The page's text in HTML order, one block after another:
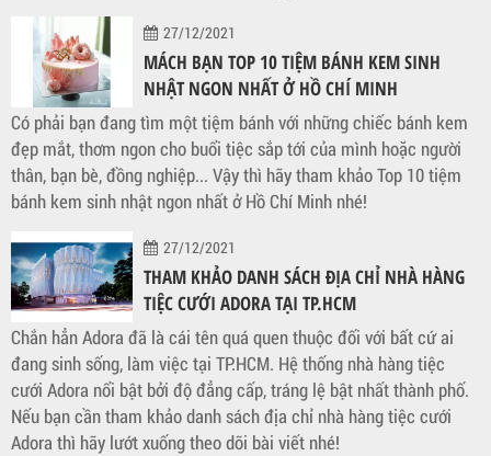
27/12/2021
MÁCH BẠN TOP 10 TIỆM BÁNH KEM SINH
NHẬT NGON NHẤT Ở HỒ CHÍ MINH
Có phải bạn đang tìm một tiệm bánh với những chiếc bánh kem
đẹp mắt, thơm ngon cho buổi tiệc sắp tới của mình hoặc người
thân, bạn bè, đồng nghiệp... Vậy thì hãy tham khảo Top 10 tiệm
bánh kem sinh nhật ngon nhất ở Hồ Chí Minh nhé!
27/12/2021
THAM KHẢO DANH SÁCH ĐỊA CHỈ NHÀ HÀNG
TIỆC CƯỚI ADORA TẠI TP.HCM
Chắn hẳn Adora đã là cái tên quá quen thuộc đối với bất cứ ai
đang sinh sống, làm việc tại TP.HCM. Hệ thống nhà hàng tiệc
cưới Adora nổi bật bởi độ đẳng cấp, tráng lệ bật nhất thành phố.
Nếu bạn cần tham khảo danh sách địa chỉ nhà hàng tiệc cưới
Adora thì hãy lướt xuống theo dõi bài viết nhé!